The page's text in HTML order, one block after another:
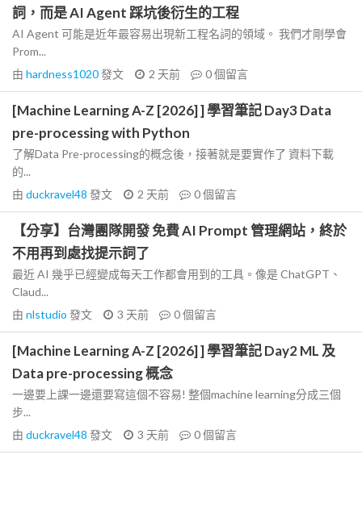
詞，而是 AI Agent 踩坑後衍生的工程
AI Agent 可能是近年最容易出現新工程名詞的領域。 我們才剛學會
Prom...
由 hardness1020發文 2 天前 0個留言
[Machine Learning A-Z [2026] ] 學習筆記 Day3 Data
pre-processing with Python
了解Data Pre-processing的概念後，接著就是要實作了 資料下載
的...
由 duckravel48 發文 2 天前 0個留言
【分享】台灣團隊開發 免費 AI Prompt 管理網站，終於
不用再到處找提示詞了
最近 AI 幾乎已經變成每天工作都會用到的工具。像是 ChatGPT、
Claud...
由 nlstudio 發文 3 天前 0個留言
[Machine Learning A-Z [2026] ] 學習筆記 Day2 ML 及
Data pre-processing 概念
一邊要上課一邊還要寫這個不容易! 整個machine learning分成三個
步...
由 duckravel48 發文 3 天前 0個留言